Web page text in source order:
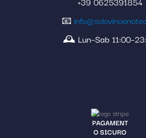
📧
🕰️ Lun–Sab
PAGAMENT
O SICURO